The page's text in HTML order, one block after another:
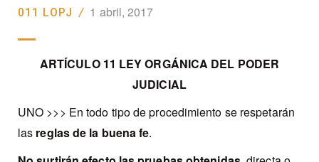
011 LOPJ / 1 abril, 2017
ARTÍCULO 11 LEY ORGÁNICA DEL PODER
JUDICIAL
UNO >>> En todo tipode procedimiento se respetarán
las reglas de la buena fe.